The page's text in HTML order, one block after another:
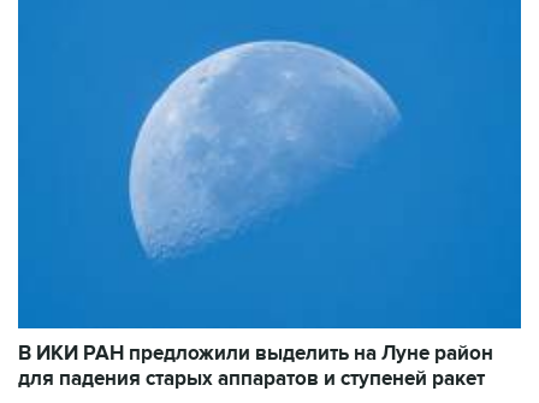
В ИКИ РАН предложили выделить на Луне район
для падения старых аппаратов и ступеней ракет